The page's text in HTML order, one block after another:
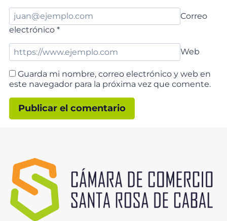
Correo
electrónico *
Web
Guarda mi nombre, correo electrónico y web en
este navegador para la próxima vez que comente.